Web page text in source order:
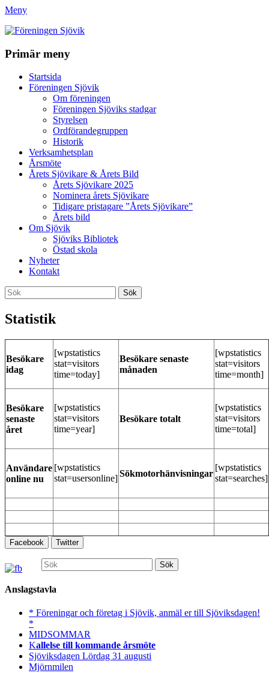
Meny
Föreningen Sjövik
Primär meny
Startsida
Föreningen Sjövik
Om föreningen
Föreningen Sjöviks stadgar
Styrelsen
Ordförandegruppen
Historik
Verksamhetsplan
Årsmöte
Årets Sjövikare & Årets Bild
Årets Sjövikare 2025
Nominera årets Sjövikare
Tidigare pristagare ”Årets Sjövikare”
Årets bild
Om Sjövik
Sjöviks Bibliotek
Östad skola
Nyheter
Kontakt
Sök
Sök
efter:
Statistik
Besökare
idag
[wpstatistics
stat=visitors
time=today]
Besökare senaste
månaden
[wpstatistics
stat=visitors
time=month]
Besökare
senaste
året
[wpstatistics
stat=visitors
time=year]
Besökare totalt
[wpstatistics
stat=visitors
time=total]
Användare
online nu
[wpstatistics
stat=usersonline]
Sökmotorhänvisningar
[wpstatistics
stat=searches]
Facebook Twitter
Sök
efter:
Anslagstavla
* Föreningar och företag i Sjövik, anmäl er till Sjöviksdagen!
*
MIDSOMMAR
Kallelse till kommande årsmöte
Sjöviksdagen Lördag 31 augusti
Mjörnmilen